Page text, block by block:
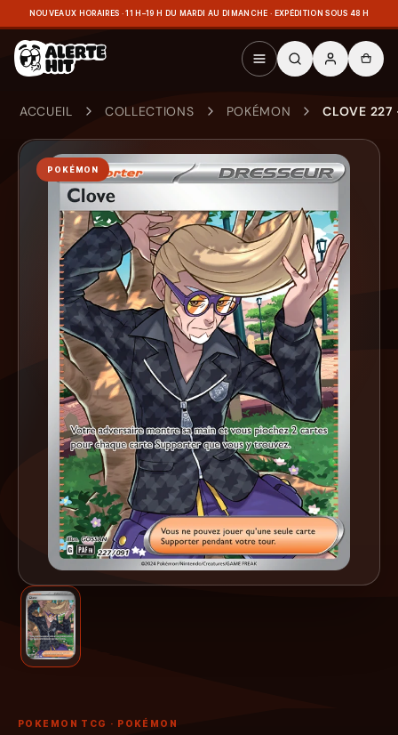
NOUVEAUX HORAIRES · 11 H–19 H DU MARDI AU DIMANCHE · EXPÉDITION SOUS 48 H
ACCUEIL COLLECTIONS POKÉMON CLOVE 227
POKÉMON
POKEMON TCG · POKÉMON